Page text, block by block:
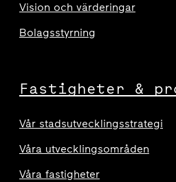
Vision och värderingar
Bolagsstyrning
Fastigheter &
Vår stadsutvecklingsstrategi
Våra utvecklingsområden
Våra fastigheter